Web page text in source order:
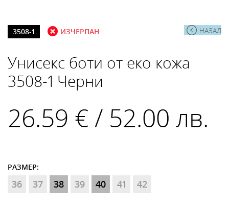
НАЗАД
3508-1 ИЗЧЕРПАН
Унисекс боти от еко кожа
3508-1 Черни
26.59 € / 52.00 лв.
РАЗМЕР:
36 37 38 39 40 41 42